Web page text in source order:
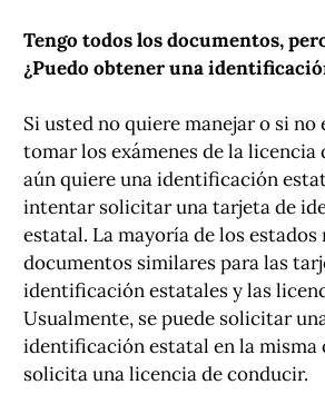
Tengo todos los documentos,
¿Puedo obtener una
Si usted no quiere manejar o si
tomar los exámenes de la licencia
aún quiere una identificación
intentar solicitar una tarjeta de
estatal. La mayoría de los estados
documentos similares para las
identificación estatales y las
Usualmente, se puede solicitar
identificación estatal en la misma
solicita una licencia de conducir.